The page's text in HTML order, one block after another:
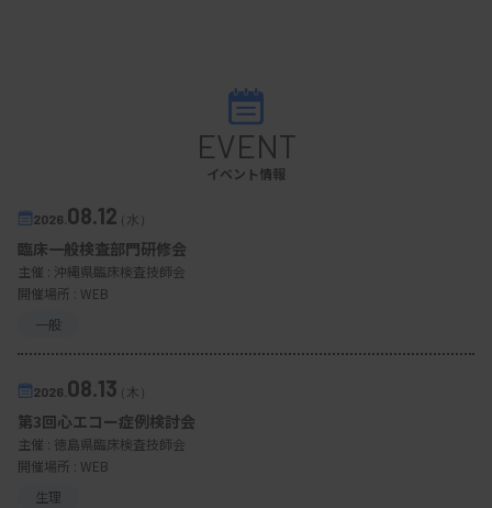
EVENT
イベント情報
2026. 08.12（水）
臨床一般検査部門研修会
主催 : 沖縄県臨床検査技師会
開催場所 : WEB
一般
2026. 08.13（木）
第3回心エコー症例検討会
主催 : 徳島県臨床検査技師会
開催場所 : WEB
生理